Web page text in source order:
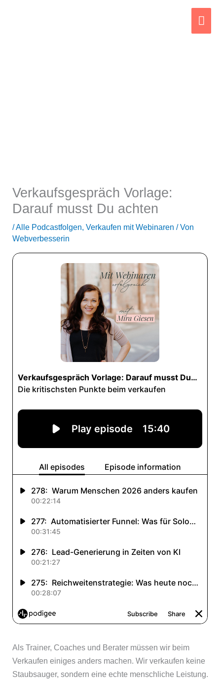
Verkaufsgespräch Vorlage:
Darauf musst Du achten
/Alle Podcastfolgen,Verkaufen mit Webinaren / Von
Webverbesserin
Als Trainer, Coaches und Berater müssen wir beim
Verkaufen einiges anders machen. Wir verkaufen keine
Staubsauger, sondern eine echte menschliche Leistung.